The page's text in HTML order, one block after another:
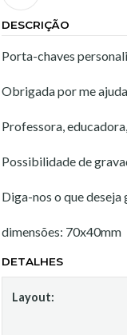
DESCRIÇÃO
Porta-chaves
Obrigada por me
Professora,
Possibilidade de
Diga-nos o que deseja
dimensões: 70x40mm
DETALHES
Layout: